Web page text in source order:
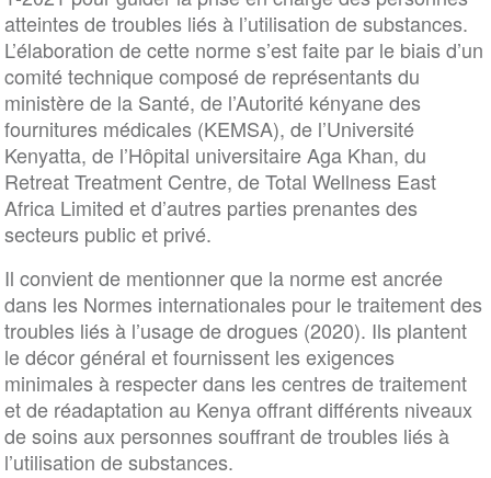
atteintes de troubles liés à l’utilisation de substances.
L’élaboration de cette norme s’est faite par le biais d’un
comité technique composé de représentants du
ministère de la Santé, de l’Autorité kényane des
fournitures médicales (KEMSA), de l’Université
Kenyatta, de l’Hôpital universitaire Aga Khan, du
Retreat Treatment Centre, de Total Wellness East
Africa Limited et d’autres parties prenantes des
secteurs public et privé.
Il convient de mentionner que la norme est ancrée
dans les Normes internationales pour le traitement des
troubles liés à l’usage de drogues (2020). Ils plantent
le décor général et fournissent les exigences
minimales à respecter dans les centres de traitement
et de réadaptation au Kenya offrant différents niveaux
de soins aux personnes souffrant de troubles liés à
l’utilisation de substances.